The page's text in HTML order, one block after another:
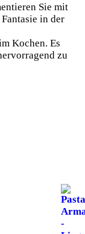
Sie mit
in der
Kochen. Es
zu